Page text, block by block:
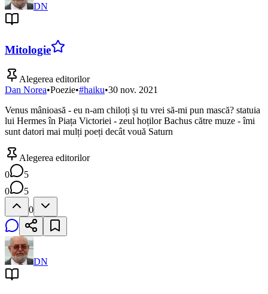
DN
Mitologie
Alegerea editorilor
Dan Norea•Poezie•#haiku•30 nov. 2021
Venus mânioasă - eu n-am chiloți și tu vrei să-mi pun mască? statuia
lui Hermes în Piața Victoriei - zeul hoților Bachus către muze - îmi
sunt datori mai mulți poeți decât vouă Saturn
Alegerea editorilor
0
5
0
5
0
DN